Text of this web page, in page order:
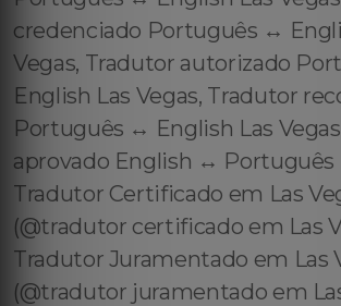
credenciado Português ↔️
Vegas, Tradutor autorizado
English Las Vegas, Tradutor
Português ↔️ English Las
aprovado English ↔️ Português
Tradutor Certificado em Las
(@tradutor certificado em Las
Tradutor Juramentado em Las
(@tradutor juramentado em